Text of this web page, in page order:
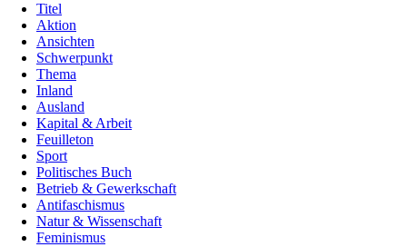
Titel
Aktion
Ansichten
Schwerpunkt
Thema
Inland
Ausland
Kapital & Arbeit
Feuilleton
Sport
Politisches Buch
Betrieb & Gewerkschaft
Antifaschismus
Natur & Wissenschaft
Feminismus